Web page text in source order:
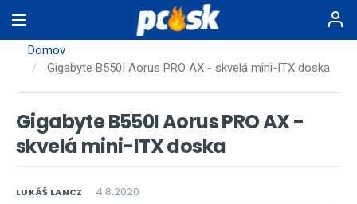
na
hlavnýDomov
Gigabyte B550I Aorus PRO AX - skvelá mini-ITX doska
Gigabyte B550I Aorus PRO AX -
skvelá mini-ITX doska
LUKÁŠ LANCZ 4.8.2020